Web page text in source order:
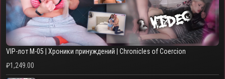
VIP-лот M-05 | Хроники принуждений | Chronicles of Coercion
₽1,249.00